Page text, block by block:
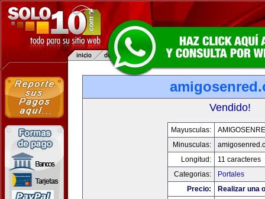
Vendido!
Mayusculas:
Minusculas:
Longitud:
11 caracteres
Categorias:
Portales
Precio:
Realizar una